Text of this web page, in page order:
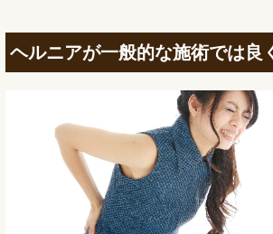
ヘルニアが一般的な施術では良